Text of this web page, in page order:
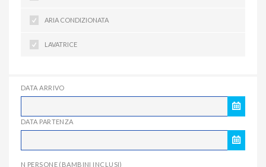
ARIA CONDIZIONATA
LAVATRICE
DATA ARRIVO
DATA PARTENZA
N PERSONE (BAMBINI INCLUSI)